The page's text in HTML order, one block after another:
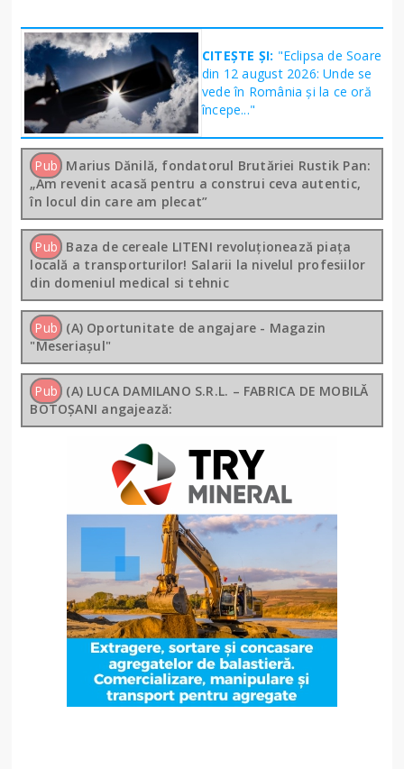
CITEȘTE ȘI: "Eclipsa de Soare
din 12 august 2026: Unde se
vede în România și la ce oră
începe..."
Pub Marius Dănilă, fondatorul Brutăriei Rustik Pan:
„Am revenit acasă pentru a construi ceva autentic,
în locul din care am plecat”
Pub Baza de cereale LITENI revoluționează piața
locală a transporturilor! Salarii la nivelul profesiilor
din domeniul medical si tehnic
Pub (A) Oportunitate de angajare - Magazin
"Meseriașul"
Pub (A) LUCA DAMILANO S.R.L. – FABRICA DE MOBILĂ
BOTOȘANI angajează: